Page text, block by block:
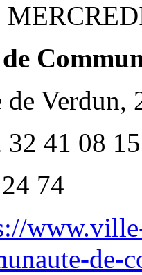
de Verdun,
32 41 08 15
74
de-